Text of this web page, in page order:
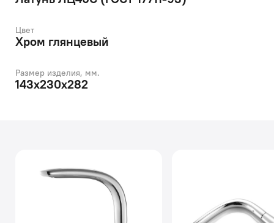
Цвет
Хром глянцевый
Размер изделия, мм.
143x230x282